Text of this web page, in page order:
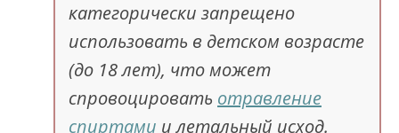
категорически запрещено
использовать в детском возрасте
(до 18 лет), что может
спровоцировать отравление
спиртами и летальный исход.